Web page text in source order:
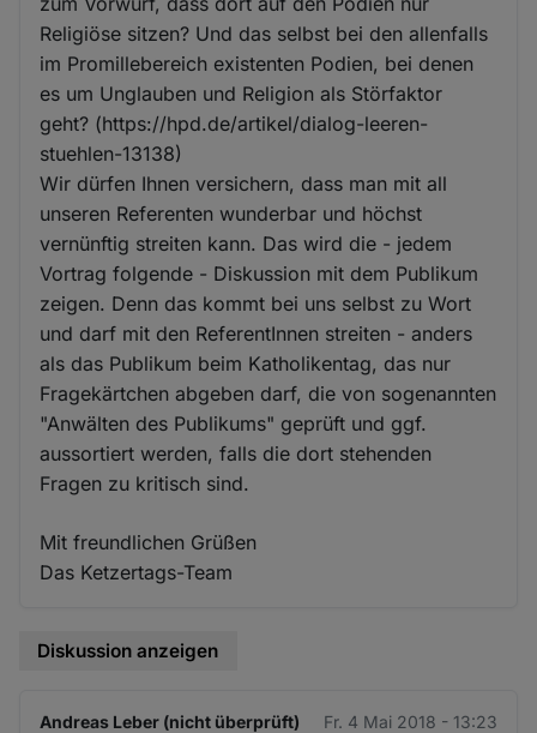
Religiöse sitzen? Und das selbst bei den allenfalls
im Promillebereich existenten Podien, bei denen
es um Unglauben und Religion als Störfaktor
geht? (https://hpd.de/artikel/dialog-leeren-
stuehlen-13138)
Wir dürfen Ihnen versichern, dass man mit all
unseren Referenten wunderbar und höchst
vernünftig streiten kann. Das wird die - jedem
Vortrag folgende - Diskussion mit dem Publikum
zeigen. Denn das kommt bei uns selbst zu Wort
und darf mit den ReferentInnen streiten - anders
als das Publikum beim Katholikentag, das nur
Fragekärtchen abgeben darf, die von sogenannten
"Anwälten des Publikums" geprüft und ggf.
aussortiert werden, falls die dort stehenden
Fragen zu kritisch sind.
Mit freundlichen Grüßen
Das Ketzertags-Team
Diskussion anzeigen
Andreas Leber (nicht überprüft) Fr. 4 Mai 2018 - 13:23